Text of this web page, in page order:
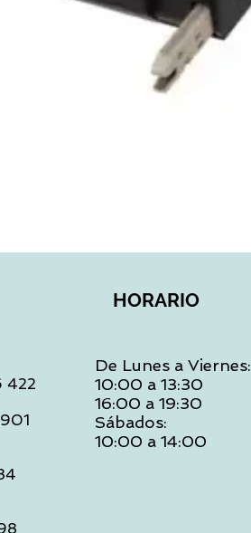
422
HORARIO
De Lunes a Viernes:
10:00 a 13:30
16:00 a 19:30
Sábados:
10:00 a 14:00